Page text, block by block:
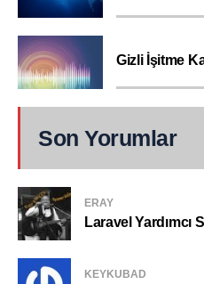
Gizli İşitme
Son Yorumlar
ERAY
Laravel Yardımcı
KEYKUBAD